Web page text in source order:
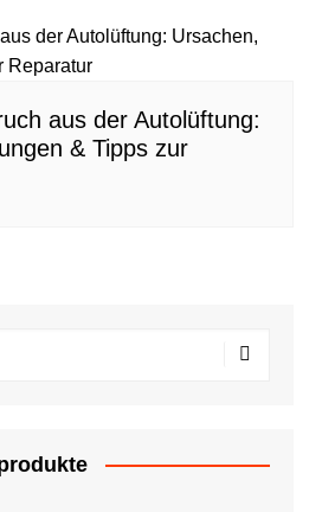
aus der Autolüftung:
& Tipps zur